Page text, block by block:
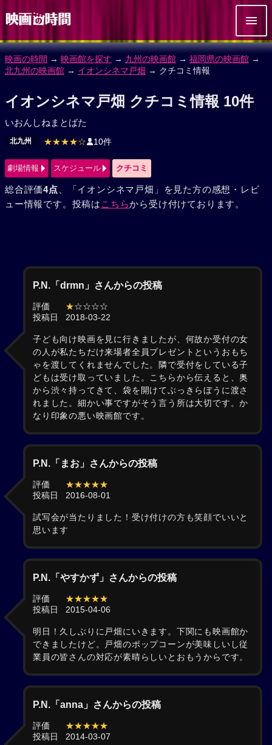
映画の時間 → 映画館を探す → 九州の映画館 → 福岡県の映画館 →
北九州の映画館 → イオンシネマ戸畑 → クチコミ情報
イオンシネマ戸畑 クチコミ情報 10件
いおんしねまとばた
北九州 ★★★★☆ 10件
劇場情報 スケジュール クチコミ
総合評価4点 、「イオンシネマ戸畑」を見た方の感想・レビ
ュー情報です。投稿は こちらから受け付けております。
P.N.「drmn」さんからの投稿
評価 ★☆☆☆☆
投稿日
2018-03-22
子ども向け映画を見に行きましたが、何故か受付の女
の人が私たちだけ来場者全員プレゼントというおもち
ゃを渡してくれませんでした。隣で受付をしている子
どもは受け取っていました。こちらから伝えると、奥
から渋々持ってきて、袋を開けてぶっきらぼうに渡さ
れました。細かい事ですがそう言う所は大切です。か
なり印象の悪い映画館です。
P.N.「まお」さんからの投稿
評価
★★★★★
投稿日
2016-08-01
試写会が当たりました！受け付けの方も笑顔でいいと
思います
P.N.「やすかず」さんからの投稿
評価
★★★★★
投稿日
2015-04-06
明日！久しぶりに戸畑にいきます。下関にも映画館か
できましたけど。戸畑のポップコーンが美味しいし従
業員の皆さんの対応が素晴らしいとおもうからです。
P.N.「anna」さんからの投稿
評価
★★★★★
投稿日
2014-03-07